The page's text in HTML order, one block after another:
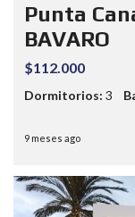
Punta
BAVARO
$112.000
Dormitorios: 3
9 meses ago